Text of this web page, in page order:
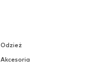
Odzież
Akcesoria